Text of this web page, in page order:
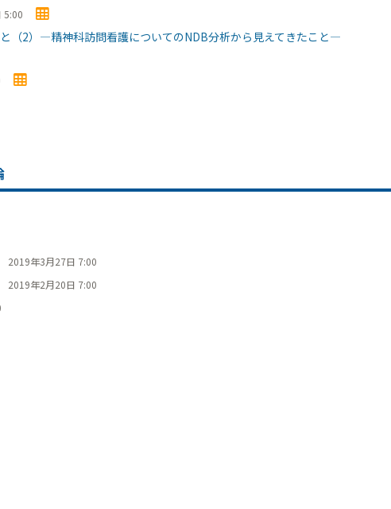
5:00
（2）―精神科訪問看護についてのNDB分析から見えてきたこと―
2019年3月27日 7:00
2019年2月20日 7:00